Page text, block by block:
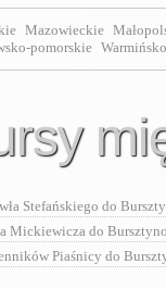
Mazowieckie
pomorskie
Stefańskiego do
Mickiewicza do
Piaśnicy do